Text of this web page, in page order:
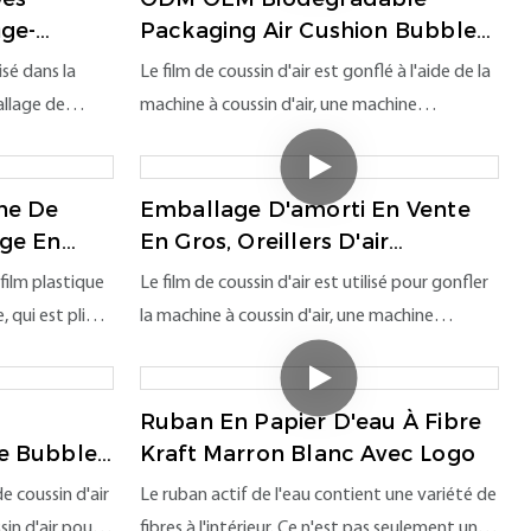
dans la
de
cette
usines de
ateliers.
le
des
de
coussins à
Packaging Air Cushion Bubble
Film Accepte La
Personnalisation
Le film de coussin d'air est gonflé à l'aide de la
machine à coussin d'air, une machine
d'emballage, pour obtenir l'effet du
remplissage de vide du coussin d'air ，
produisant ainsi un effet d'amorti à haute
efficacité. Ce film de coussin d'air est une
matière première biodégradable, 100%
recyclable. La machine à coussin d'air AP400
peut être appliquée à une variété de
spécifications différentes du film de coussin
d'air, adapté à tout emballage. L'utilisation de
l'emballage de coussin d'air peut également
envelopper complètement les articles, qui est
l'aide d'emballage préférée dans l'industrie
De
En
Plié
plastique
qui est plié
en papier,
le taux
Pour de
une version
et
Emballage D'amorti En Vente
En Gros, Oreillers D'air
Gonflables Offrent Une
Protection Des Transports
Le film de coussin d'air est utilisé pour gonfler
la machine à coussin d'air, une machine
d'emballage, pour protéger les articles
pendant le transport. La surface extérieure du
film de coussin d'air est transparente et les
informations sur le logo et la marque peuvent
être imprimées. L'emballage du coussin d'air
peut emballer des articles fragiles et précieux
Bubble
Les
coussin d'air
Ruban En Papier D'eau À Fibre
Kraft Marron Blanc Avec Logo
Le ruban actif de l'eau contient une variété de